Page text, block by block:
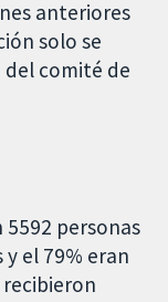
anteriores
solo se
del comité de
personas
el 79% eran
recibieron